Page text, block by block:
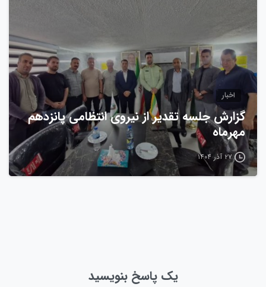
اخبار
گزارش جلسه تقدیر از نیروی انتظامی پانزدهم
مهرماه
۲۷ آذر ۱۴۰۴
یک پاسخ بنویسید